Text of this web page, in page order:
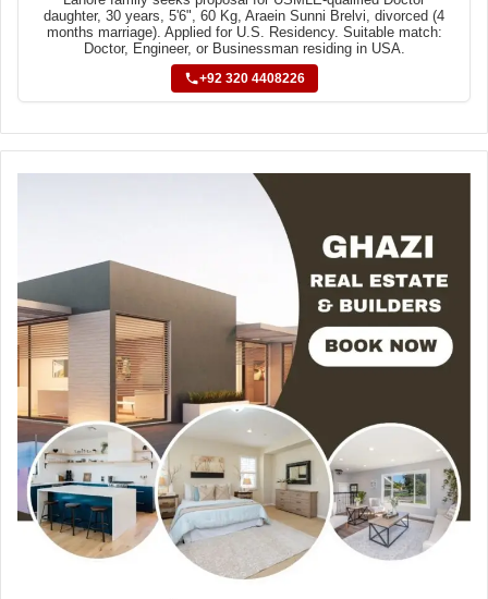
daughter, 30 years, 5'6", 60 Kg, Araein Sunni Brelvi, divorced (4
months marriage). Applied for U.S. Residency. Suitable match:
Doctor, Engineer, or Businessman residing in USA.
+92 320 4408226